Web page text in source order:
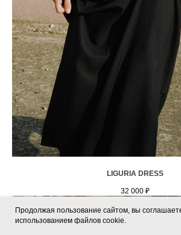
LIGURIA DRESS
32 000 ₽
Продолжая пользование сайтом, вы
использованием файлов cookie.